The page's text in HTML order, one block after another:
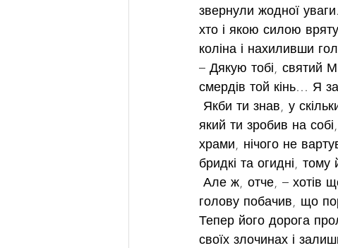
звернули жодної
хто і якою силою
коліна і нахиливши
– Дякую тобі, святий
смердів той кінь… Я
Якби ти знав, у
який ти зробив на
храми, нічого не
бридкі та огидні,
Але ж, отче, – хотів
голову побачив, що
Тепер його дорога
своїх злочинах і